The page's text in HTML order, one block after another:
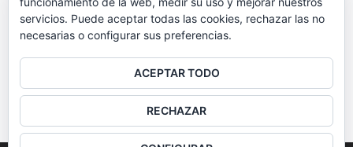
nombres del jazz rock y la fusión de los 70 en …
Seguir leyendoClark Terry. Iceberg. Tigran Hamasyan.
BARRA
LATERAL
servicios. Puede aceptar todas las cookies, rechazar las no
necesarias o configurar sus preferencias.
ACEPTAR TODO
RECHAZAR